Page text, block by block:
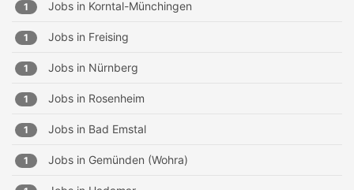
1 Jobs in Korntal-Münchingen
1 Jobs in Freising
1 Jobs in Nürnberg
1 Jobs in Rosenheim
1 Jobs in Bad Emstal
1 Jobs in Gemünden (Wohra)